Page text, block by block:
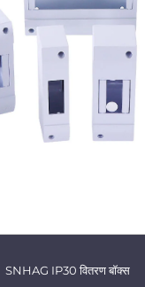
SNHAG IP30 वितरण बॉक्स